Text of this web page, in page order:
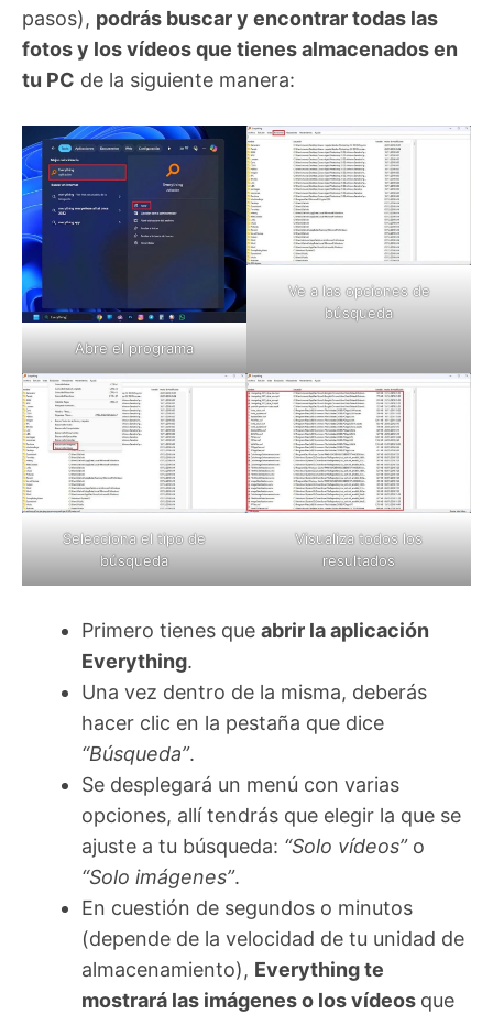
pasos), podrás buscar y encontrar todas las
fotos y los vídeos que tienes almacenados en
tu PC de la siguiente manera:
Abre el programa
Ve a las opciones de
búsqueda
Selecciona el tipo de
búsqueda
Visualiza todos los
resultados
Primero tienes que abrir la aplicación
Everything.
Una vez dentro de la misma, deberás
hacer clic en la pestaña que dice
“Búsqueda”.
Se desplegará un menú con varias
opciones, allí tendrás que elegir la que se
ajuste a tu búsqueda: “Solo vídeos”o
“Solo imágenes”.
En cuestión de segundos o minutos
(depende de la velocidad de tu unidad de
almacenamiento), Everything te
mostrará las imágenes o los vídeos que